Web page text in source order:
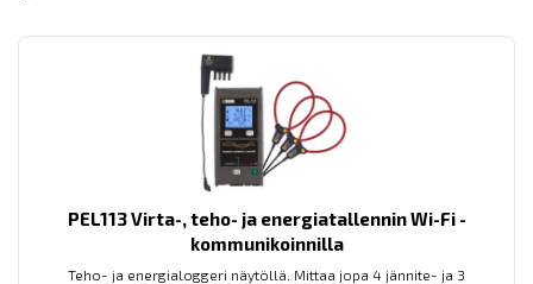
PEL113 Virta-, teho- ja energiatallennin Wi-Fi -
kommunikoinnilla
Teho- ja energialoggeri näytöllä. Mittaa jopa 4 jännite- ja 3